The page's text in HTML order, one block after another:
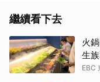
繼續看下去
火
生
EBC